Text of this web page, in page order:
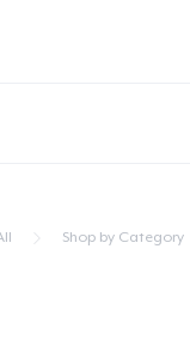
Shop by Category